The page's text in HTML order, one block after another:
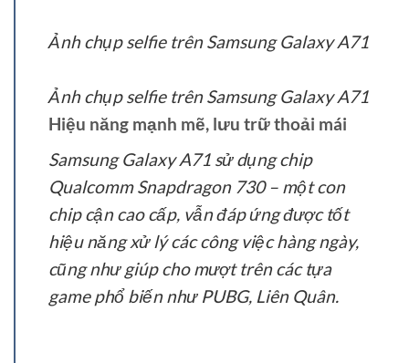
Ảnh chụp selfie trên Samsung Galaxy A71
Ảnh chụp selfie trên Samsung Galaxy A71
Hiệu năng mạnh mẽ, lưu trữ thoải mái
Samsung Galaxy A71 sử dụng chip
Qualcomm Snapdragon 730 – một con
chip cận cao cấp, vẫn đáp ứng được tốt
hiệu năng xử lý các công việc hàng ngày,
cũng như giúp cho mượt trên các tựa
game phổ biến như PUBG, Liên Quân.